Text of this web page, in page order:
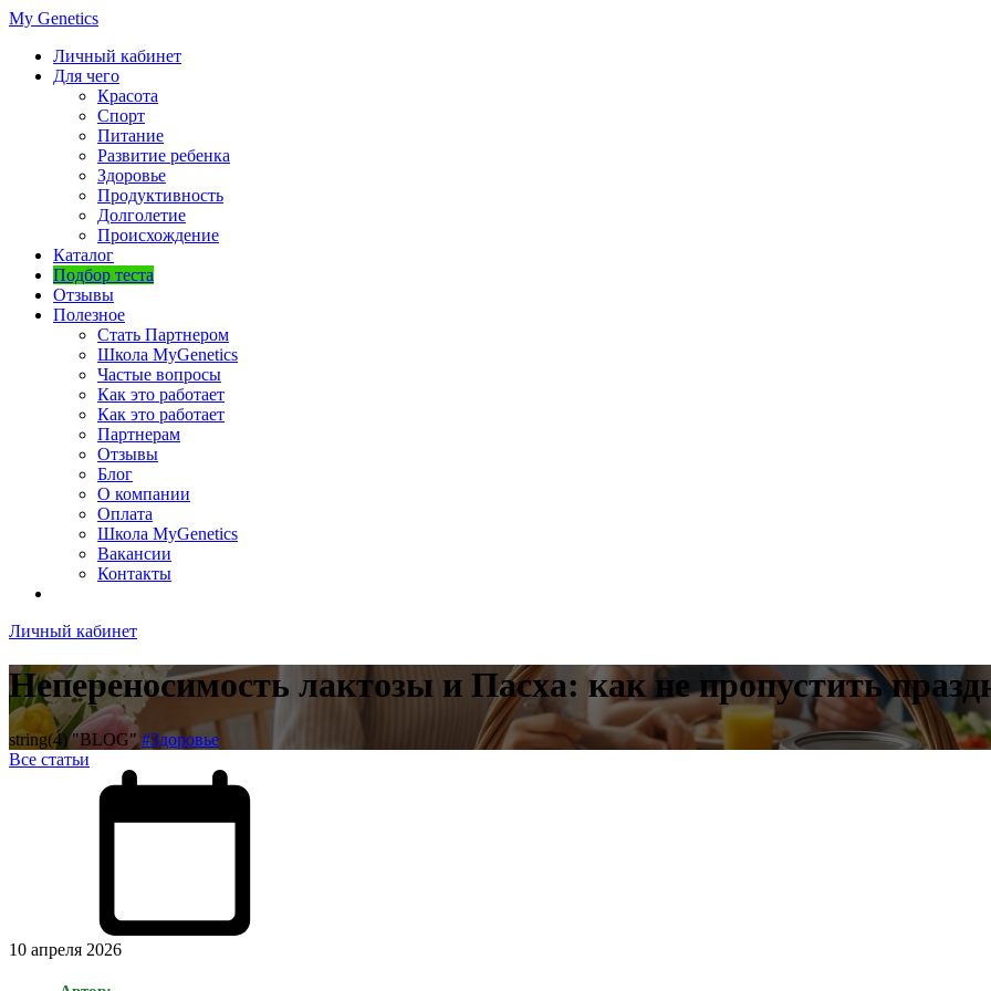
My Genetics
Личный кабинет
Для чего
Красота
Спорт
Питание
Развитие ребенка
Здоровье
Продуктивность
Долголетие
Происхождение
Каталог
Подбор теста
Отзывы
Полезное
Стать Партнером
Школа MyGenetics
Частые вопросы
Как это работает
Как это работает
Партнерам
Отзывы
Блог
О компании
Оплата
Школа MyGenetics
Вакансии
Контакты
Личный кабинет
Непереносимость лактозы и Пасха: как не пропустить
string(4) "BLOG"#Здоровье
Все статьи
10 апреля 2026